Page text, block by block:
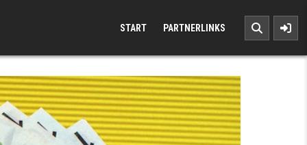
START PARTNERLINKS